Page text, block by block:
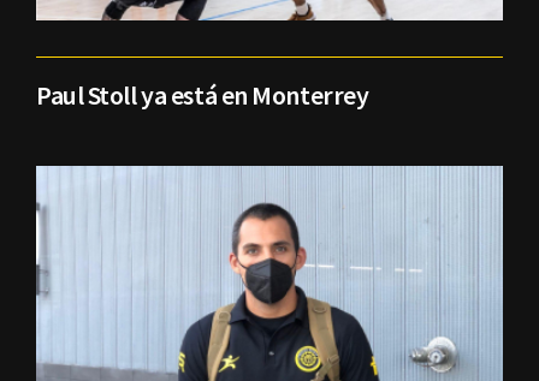
Paul Stoll ya está en Monterrey